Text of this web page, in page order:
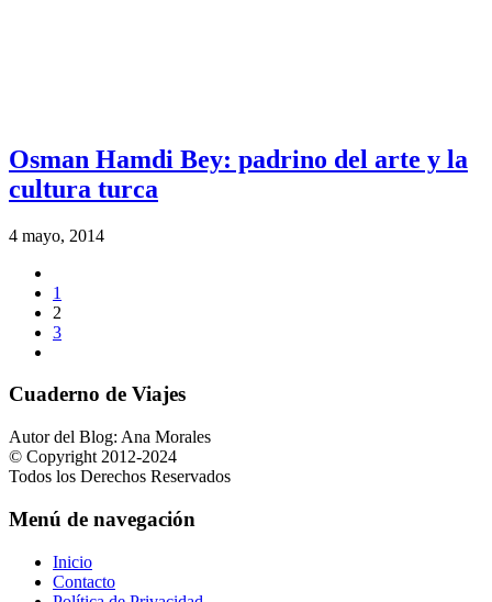
Osman Hamdi Bey: padrino del arte y la
cultura turca
4 mayo, 2014
1
2
3
Cuaderno de Viajes
Autor del Blog: Ana Morales
© Copyright 2012-2024
Todos los Derechos Reservados
Menú de navegación
Inicio
Contacto